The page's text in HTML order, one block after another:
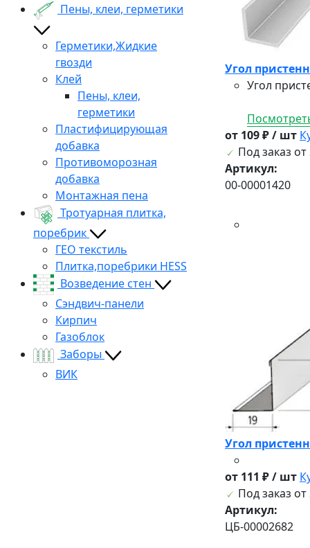
Пены, клеи, герметики
Герметики,Жидкие
гвозди
Клей
Пены, клеи,
герметики
Пластифицирующая
добавка
Противоморозная
добавка
Монтажная пена
Тротуарная плитка,
поребрик
ГЕО текстиль
Плитка,поребрики HESS
Возведение стен
Сэндвич-панели
Кирпич
Газоблок
Заборы
ВИК
Угол
Угол
от 109 ₽ / шт
Под заказ от
Артикул:
00-00001420
Угол
от 111 ₽ / шт
Под заказ от
Артикул:
ЦБ-00002682